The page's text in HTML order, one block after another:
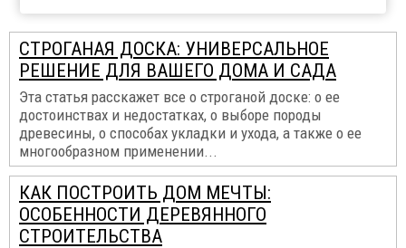
СТРОГАНАЯ ДОСКА: УНИВЕРСАЛЬНОЕ
РЕШЕНИЕ ДЛЯ ВАШЕГО ДОМА И САДА
Эта статья расскажет все о строганой доске: о ее
достоинствах и недостатках, о выборе породы
древесины, о способах укладки и ухода, а также о ее
многообразном применении...
КАК ПОСТРОИТЬ ДОМ МЕЧТЫ:
ОСОБЕННОСТИ ДЕРЕВЯННОГО
СТРОИТЕЛЬСТВА